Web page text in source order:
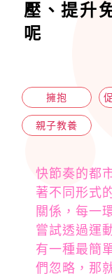
壓、提升
呢
擁抱
親子教養
快節奏的都
著不同形式
關係，每一
嘗試透過運
有一種最簡
們忽略，那